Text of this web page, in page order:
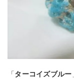
「ターコイズブルー